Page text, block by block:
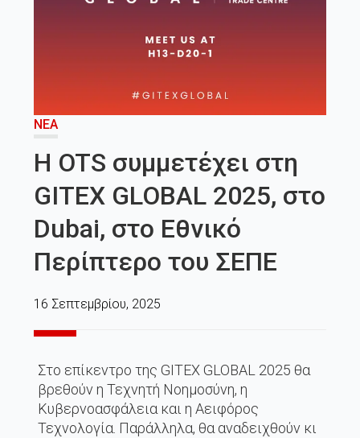
ΝΈΑ
Η OTS συμμετέχει στη
GITEX GLOBAL 2025, στο
Dubai, στο Εθνικό
Περίπτερο του ΣΕΠΕ
16 Σεπτεμβρίου, 2025
Στο επίκεντρο της GITEX GLOBAL 2025 θα
βρεθούν η Τεχνητή Νοημοσύνη, η
Κυβερνοασφάλεια και η Αειφόρος
Τεχνολογία. Παράλληλα, θα αναδειχθούν κι